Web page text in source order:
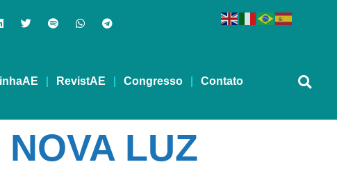
RevistAE Congresso Contato
LUZ